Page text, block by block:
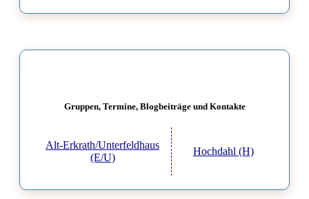
Gruppen, Termine, Blogbeiträge und Kontakte
Alt-Erkrath/Unterfeldhaus
(E/U)
Hochdahl (H)